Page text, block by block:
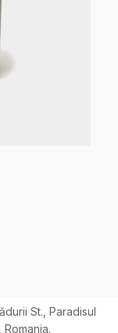
St., Paradisul